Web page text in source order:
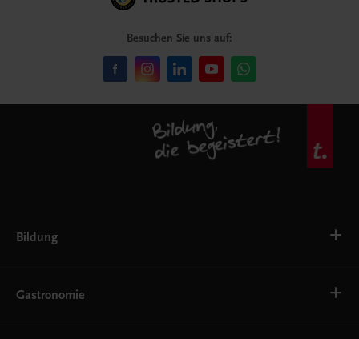
Besuchen Sie uns auf:
Bildung
AHS
Gastronomie